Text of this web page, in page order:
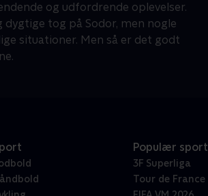
og udfordrende oplevelser.
tog på Sodor, men nogle
situationer. Men så er det godt
Populær sport
3F Superliga
Tour de France